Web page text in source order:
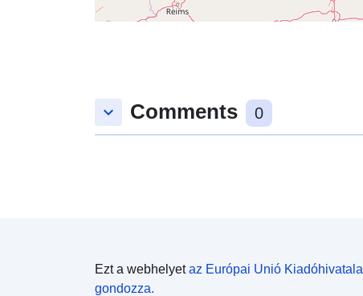
keyboard_arrow_down Comments 0
Ezt a webhelyetaz Európai Unió Kiadóhivatala
gondozza.